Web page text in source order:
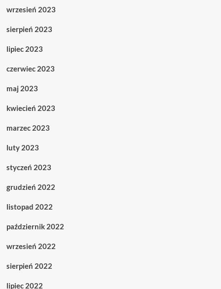
wrzesień 2023
sierpień 2023
lipiec 2023
czerwiec 2023
maj 2023
kwiecień 2023
marzec 2023
luty 2023
styczeń 2023
grudzień 2022
listopad 2022
październik 2022
wrzesień 2022
sierpień 2022
lipiec 2022